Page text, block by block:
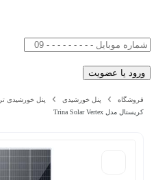
فروشگاه پنل خورشیدی پنل خورشیدی ترینا | Trina solar
کریستال مدل Trina Solar Vertex